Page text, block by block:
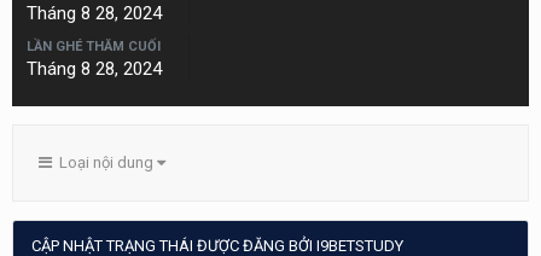
Tháng 8 28, 2024
LẦN GHÉ THĂM CUỐI
Tháng 8 28, 2024
Loại nội dung
CẬP NHẬT TRẠNG THÁI ĐƯỢC ĐĂNG BỞI I9BETSTUDY